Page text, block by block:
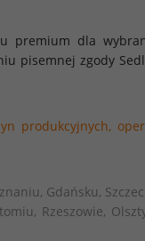
premium dla
pisemnej zgody
produkcyjnych,
Gdańsku,
Rzeszowie,